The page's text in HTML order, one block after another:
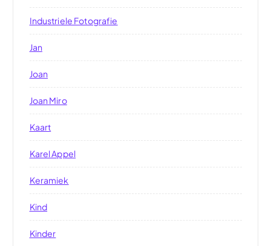
Industriele Fotografie
Jan
Joan
Joan Miro
Kaart
Karel Appel
Keramiek
Kind
Kinder